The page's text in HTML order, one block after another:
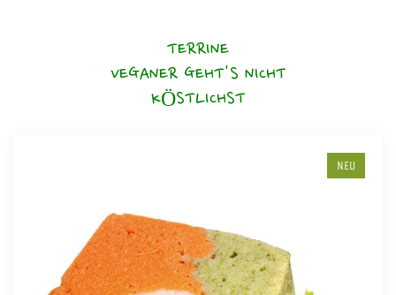
TERRINE
VEGANER GEHT'S NICHT
KÖSTLICHST
NEU